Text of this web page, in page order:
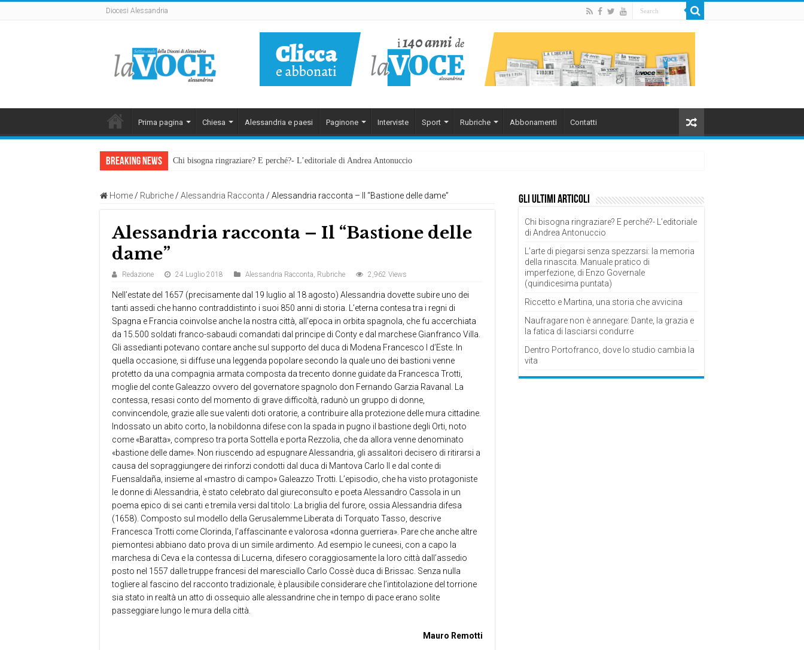
Diocesi Alessandria
Prima pagina Chiesa Alessandria e paesi Paginone Interviste Sport Rubriche Abbonamenti Contatti
Breaking News Chi bisogna ringraziare? E perché?- L’editoriale di Andrea Antonuccio
Home / Rubriche / Alessandria Racconta / Alessandria racconta – Il “Bastione delle dame”
Alessandria racconta – Il “Bastione delle
dame”
Redazione 24 Luglio 2018 Alessandria Racconta, Rubriche 2,962 Views
Nell’estate del 1657 (precisamente dal 19 luglio al 18 agosto) Alessandria dovette subire uno dei
tanti assedi che hanno contraddistinto i suoi 850 anni di storia. L’eterna contesa tra i regni di
Spagna e Francia coinvolse anche la nostra città, all’epoca in orbita spagnola, che fu accerchiata
da 15.500 soldati franco-sabaudi comandati dal principe di Conty e dal marchese Gianfranco Villa.
Gli assedianti potevano contare anche sul supporto del duca di Modena Francesco I d’Este. In
quella occasione, si diffuse una leggenda popolare secondo la quale uno dei bastioni venne
protetto da una compagnia armata composta da trecento donne guidate da Francesca Trotti,
moglie del conte Galeazzo ovvero del governatore spagnolo don Fernando Garzia Ravanal. La
contessa, resasi conto del momento di grave difficoltà, radunò un gruppo di donne,
convincendole, grazie alle sue valenti doti oratorie, a contribuire alla protezione delle mura cittadine.
Indossato un abito corto, la nobildonna difese con la spada in pugno il bastione degli Orti, noto
come «Baratta», compreso tra porta Sottella e porta Rezzolia, che da allora venne denominato
«bastione delle dame». Non riuscendo ad espugnare Alessandria, gli assalitori decisero di ritirarsi a
causa del sopraggiungere dei rinforzi condotti dal duca di Mantova Carlo II e dal conte di
Fuensaldaña, insieme al «mastro di campo» Galeazzo Trotti. L’episodio, che ha visto protagoniste
le donne di Alessandria, è stato celebrato dal giureconsulto e poeta Alessandro Cassola in un
poema epico di sei canti e tremila versi dal titolo: La briglia del furore, ossia Alessandria difesa
(1658). Composto sul modello della Gerusalemme Liberata di Torquato Tasso, descrive
Francesca Trotti come Clorinda, l’affascinante e valorosa «donna guerriera». Pare che anche altre
piemontesi abbiano dato prova di un simile ardimento. Ad esempio le cuneesi, con a capo la
marchesa di Ceva e la contessa di Lucerna, difesero coraggiosamente la loro città dall’assedio
posto nel 1557 dalle truppe francesi del maresciallo Carlo Cossè duca di Brissac. Senza nulla
togliere al fascino del racconto tradizionale, è plausibile considerare che l’intitolazione del torrione
sia stato in realtà un atto di ossequio alle alessandrine che in tempo di pace erano solite
passeggiare lungo le mura della città.
Mauro Remotti
Gli ultimi articoli
Chi bisogna ringraziare? E perché?- L’editoriale
di Andrea Antonuccio
L’arte di piegarsi senza spezzarsi: la memoria
della rinascita. Manuale pratico di
imperfezione, di Enzo Governale
(quindicesima puntata)
Riccetto e Martina, una storia che avvicina
Naufragare non è annegare: Dante, la grazia e
la fatica di lasciarsi condurre
Dentro Portofranco, dove lo studio cambia la
vita